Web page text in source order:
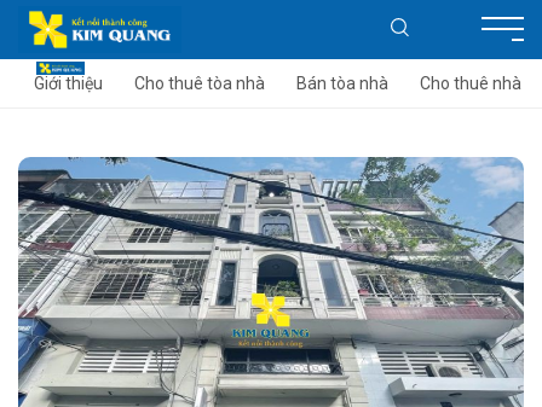
Giới thiệu Cho thuê tòa nhà Bán tòa nhà Cho thuê nhà